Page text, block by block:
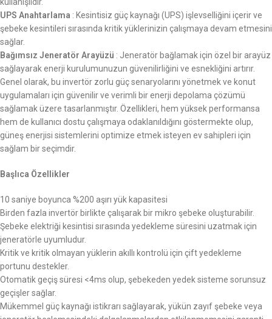
UPS Anahtarlama : Kesintisiz güç kaynağı (UPS) işlevselliğini içerir ve
şebeke kesintileri sırasında kritik yüklerinizin çalışmaya devam etmesini
sağlar.
Bağımsız Jeneratör Arayüzü : Jeneratör bağlamak için özel bir arayüz
sağlayarak enerji kurulumunuzun güvenilirliğini ve esnekliğini artırır.
Genel olarak, bu invertör zorlu güç senaryolarını yönetmek ve konut
uygulamaları için güvenilir ve verimli bir enerji depolama çözümü
sağlamak üzere tasarlanmıştır. Özellikleri, hem yüksek performansa
hem de kullanıcı dostu çalışmaya odaklanıldığını göstermekte olup,
güneş enerjisi sistemlerini optimize etmek isteyen ev sahipleri için
sağlam bir seçimdir.
Başlıca Özellikler
10 saniye boyunca %200 aşırı yük kapasitesi
Birden fazla invertör birlikte çalışarak bir mikro şebeke oluşturabilir.
Şebeke elektriği kesintisi sırasında yedekleme süresini uzatmak için
jeneratörle uyumludur.
Kritik ve kritik olmayan yüklerin akıllı kontrolü için çift yedekleme
portunu destekler.
Otomatik geçiş süresi <4ms olup, şebekeden yedek sisteme sorunsuz
geçişler sağlar.
Mükemmel güç kaynağı istikrarı sağlayarak, yükün zayıf şebeke veya